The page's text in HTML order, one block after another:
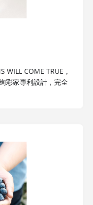
WILL COME TRUE，
彩家專利設計，完全